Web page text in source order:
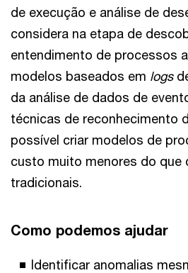
de execução e análise de
considera na etapa de
entendimento de processos
modelos baseados em logs
da análise de dados de
técnicas de reconhecimento
possível criar modelos de
custo muito menores do que
tradicionais.
Como podemos ajudar
Identificar anomalias